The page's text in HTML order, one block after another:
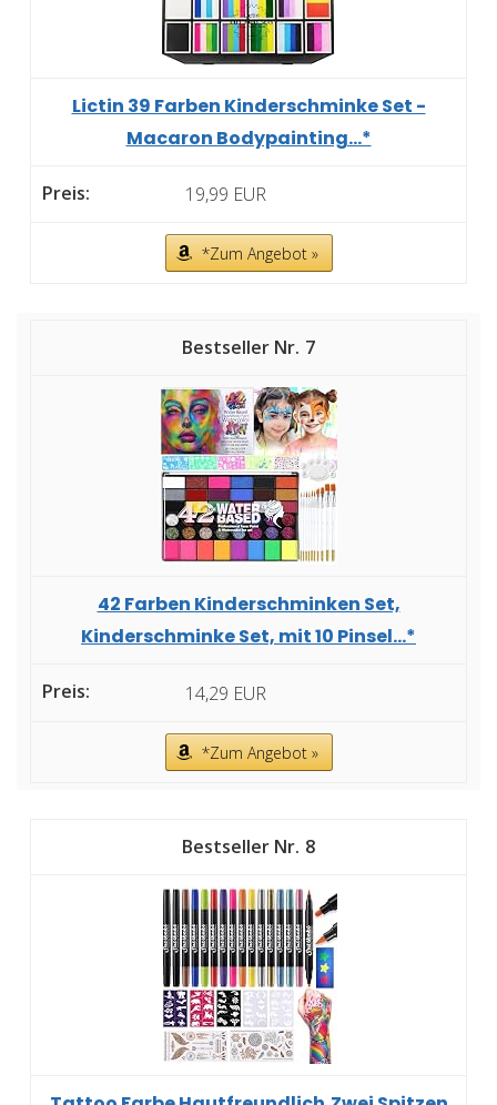
Lictin 39 Farben Kinderschminke Set -
Macaron Bodypainting...*
19,99 EUR
*Zum Angebot »
7
42 Farben Kinderschminken Set,
Kinderschminke Set, mit 10 Pinsel...*
14,29 EUR
*Zum Angebot »
8